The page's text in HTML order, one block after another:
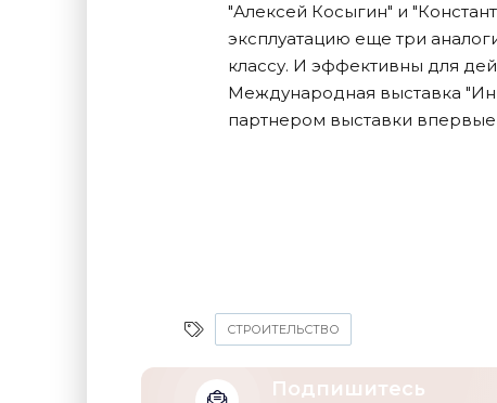
"Алексей Косыгин" и
эксплуатацию еще три
классу. И эффективны для
Международная выставка
партнером выставки
СТРОИТЕЛЬСТВО
Подпишитесь